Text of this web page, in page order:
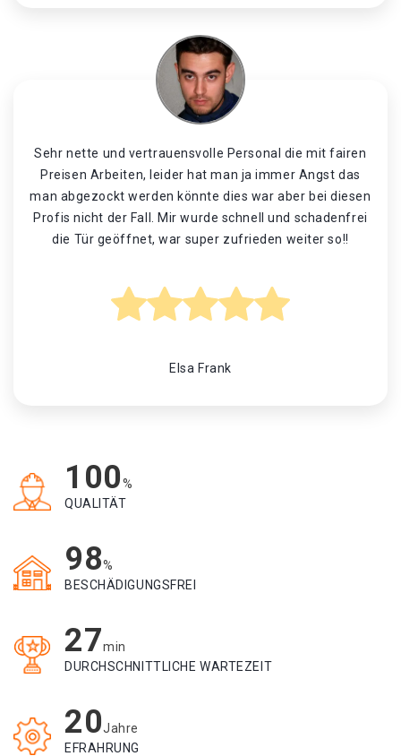
Sehr nette und vertrauensvolle Personal die mit fairen
Preisen Arbeiten, leider hat man ja immer Angst das
man abgezockt werden könnte dies war aber bei diesen
Profis nicht der Fall. Mir wurde schnell und schadenfrei
die Tür geöffnet, war super zufrieden weiter so!!
Elsa Frank
100%
QUALITÄT
98%
BESCHÄDIGUNGSFREI
27min
DURCHSCHNITTLICHE WARTEZEIT
20Jahre
EFRAHRUNG